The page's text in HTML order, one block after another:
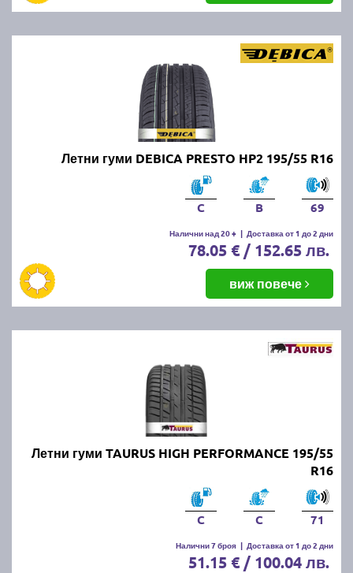
Летни гуми DEBICA PRESTO HP2 195/55 R16
C B 69
Налични над 20 + | Доставка от 1 до 2 дни
78.05 € / 152.65 лв.
виж повече
Летни гуми TAURUS HIGH PERFORMANCE 195/55
R16
C C 71
Налични 7 броя | Доставка от 1 до 2 дни
51.15 € / 100.04 лв.